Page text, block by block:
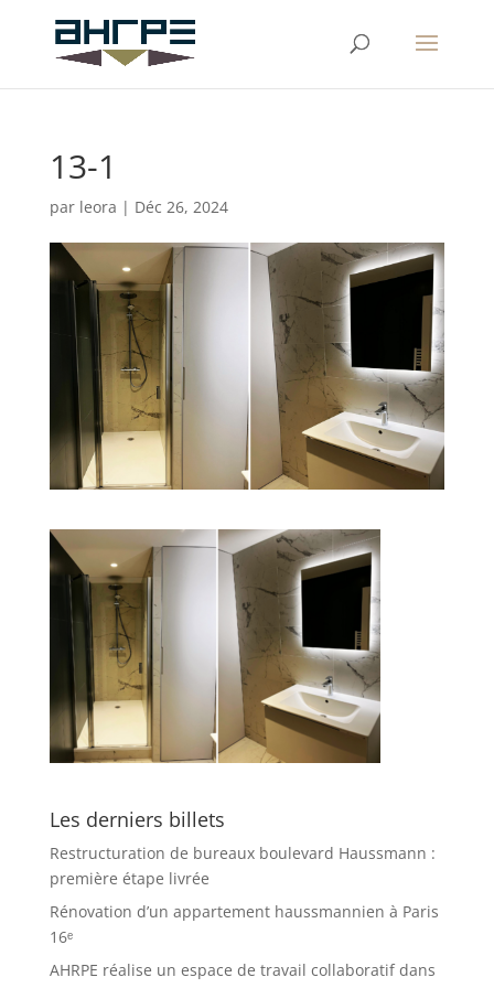
13-1
par leora | Déc 26, 2024
Les derniers billets
Restructuration de bureaux boulevard Haussmann :
première étape livrée
Rénovation d’un appartement haussmannien à Paris
16ᵉ
AHRPE réalise un espace de travail collaboratif dans